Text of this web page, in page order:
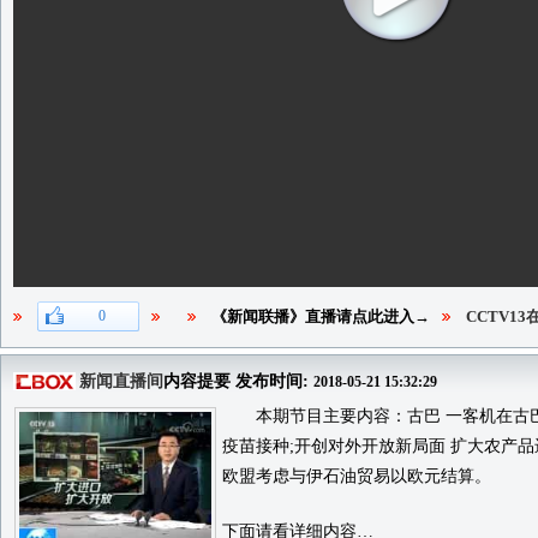
0 《新闻联播》直播请点此进入→ CCTV13
新闻直播间 内容提要 发布时间: 2018-05-21 15:32:29
本期节目主要内容：古巴 一客机在古
疫苗接种;开创对外开放新局面 扩大农产
欧盟考虑与伊石油贸易以欧元结算。
下面请看详细内容…